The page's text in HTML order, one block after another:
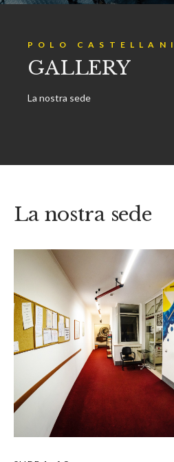
POLO CASTELLANI
GALLERY
La nostra sede
La nostra sede